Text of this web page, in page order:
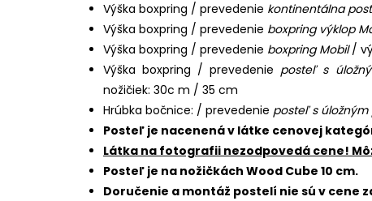
Výška boxpring / prevedenie kontinentálna
Výška boxpring / prevedenie boxpring výklop
Výška boxpring / prevedenie boxpring Mobil/
Výška boxpring / prevedenie posteľ s
nožičiek: 30c m / 35 cm
Hrúbka bočnice: / prevedenie posteľ s
Posteľ je nacenená v látke cenovej
Látka na fotografii nezodpovedá cene!
Posteľ je na nožičkách Wood Cube 10 cm.
Doručenie a montáž postelí nie sú v cene